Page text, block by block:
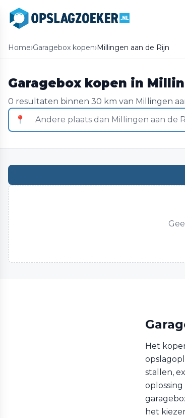
Home›Garagebox kopen›Millingen aan de Rijn
Garagebox kopen in
0 resultaten binnen 30 km van Millingen
📍
Het
stallen,
het